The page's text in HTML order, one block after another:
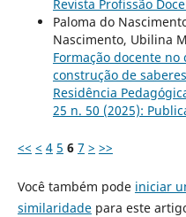
Revista Profissão
Paloma do
Nascimento, Ubilina
Formação docente no
construção de
Residência
25 n. 50 (2025):
<< < 4 5 6 7 > >>
Você também pode iniciar
similaridadepara este